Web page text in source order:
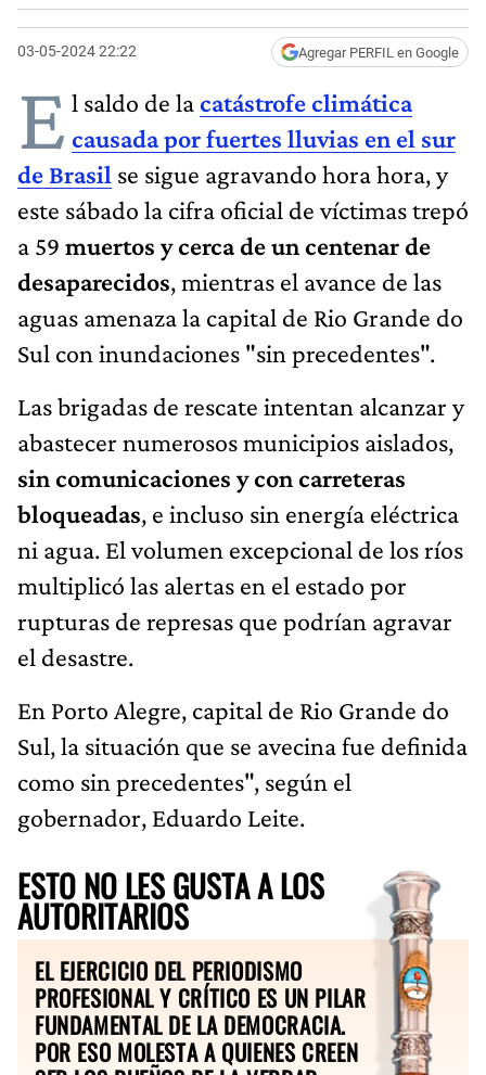
03-05-2024 22:22 Agregar PERFIL en Google
E l saldo de lacatástrofe climática
causada por fuertes lluvias en el sur
de Brasil se sigue agravando hora hora, y
este sábado la cifra oficial de víctimas trepó
a 59 muertos y cerca de un centenar de
desaparecidos, mientras el avance de las
aguas amenaza la capital de Rio Grande do
Sul con inundaciones "sin precedentes".
Las brigadas de rescate intentan alcanzar y
abastecer numerosos municipios aislados,
sin comunicaciones y con carreteras
bloqueadas, e incluso sin energía eléctrica
ni agua. El volumen excepcional de los ríos
multiplicó las alertas en el estado por
rupturas de represas que podrían agravar
el desastre.
En Porto Alegre, capital de Rio Grande do
Sul, la situación que se avecina fue definida
como sin precedentes", según el
gobernador, Eduardo Leite.
ESTO NO LES GUSTA A LOS
AUTORITARIOS
EL EJERCICIO DEL PERIODISMO
PROFESIONAL Y CRÍTICO ES UN PILAR
FUNDAMENTAL DE LA DEMOCRACIA.
POR ESO MOLESTA A QUIENES CREEN